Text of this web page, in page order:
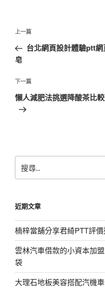
文
導
覽
上
一
篇
章
上一篇
台北網頁設計體驗ptt
皂
下
一
篇
下一篇
懶人減肥法挑選降酸茶比
尋
字:
近期文章
楠梓當舖分享君綺PTT評
雲林汽車借款的小資本加
袋
大理石地板美容搭配汽機